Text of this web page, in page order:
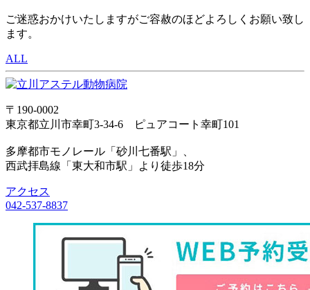
ご迷惑おかけいたしますがご容赦のほどよろしくお願い致し
ます。
ALL
〒190-0002
東京都立川市幸町3-34-6 ピュアコート幸町101
多摩都市モノレール「砂川七番駅」、
西武拝島線「東大和市駅」より徒歩18分
アクセス
042-537-8837